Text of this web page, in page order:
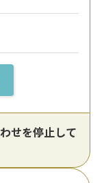
せを停止して